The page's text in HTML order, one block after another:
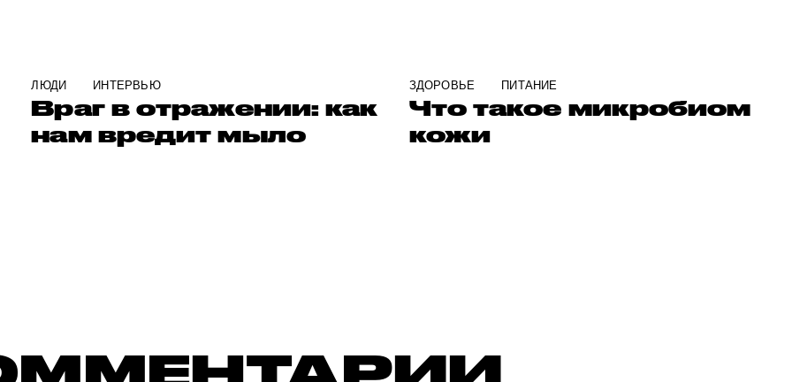
ЛЮДИ ИНТЕРВЬЮ
Враг в отражении: как
нам вредит мыло
ЗДОРОВЬЕ ПИТАНИЕ
Что такое микробиом
кожи